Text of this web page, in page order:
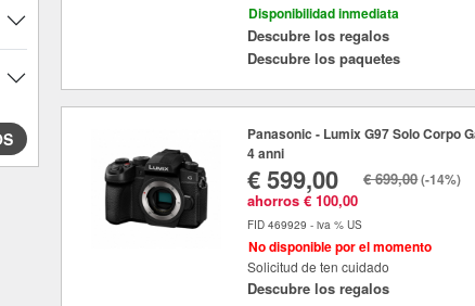
Disponibilidad inmediata
Descubre los regalos
Descubre los paquetes
Panasonic - Lumix G97 Solo Corpo
4 anni
€ 599,00
ahorros € 100,00
€ 699,00(-14%)
FID 469929 - iva % US
No disponible por el momento
Solicitud de ten cuidado
Descubre los regalos